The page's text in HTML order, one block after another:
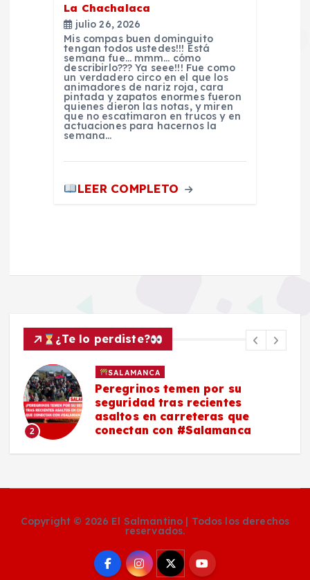
La Chachalaca
julio 26, 2026
Mis compas buen dominguito
tengan todos ustedes!!! Está
semana fue… mmm… cómo
describirlo??? Ya seee!!! Fue como
un verdadero circo en el que los
animadores de nariz roja, cara
pintada y zapatos enormes fueron
quienes dieron las notas, y miren
que no escatimaron en trucos y en
actuaciones para hacernos la
semana…
LEER COMPLETO
¿Te lo perdiste?
3
POLICIACA
Asesinan a un hombre en
vulcanizadora de Los Sauces,
#Salamanca
reservados.